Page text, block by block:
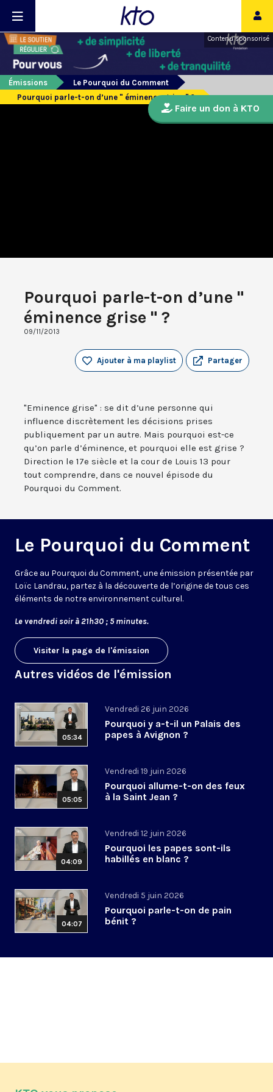
Contenu sponsorisé
Émissions
Le Pourquoi du Comment
Pourquoi parle-t-on d’une " éminence grise " ?
Pourquoi parle-t-on d’une "
éminence grise " ?
09/11/2013
Partager
Ajouter à ma playlist
"Eminence grise" : se dit d’une personne qui
influence discrètement les décisions prises
publiquement par un autre. Mais pourquoi est-ce
qu’on parle d’éminence, et pourquoi elle est grise ?
Direction le 17e siècle et la cour de Louis 13 pour
tout comprendre, dans ce nouvel épisode du
Pourquoi du Comment.
Le Pourquoi du Comment
Grâce au Pourquoi du Comment, une émission présentée par
Loïc Landrau, partez à la découverte de l’origine de tous ces
éléments de notre environnement culturel.
Le vendredi soir à 21h30 ; 5 minutes.
Visiter la page de l'émission
Autres vidéos de l'émission
05:34
Vendredi 26 juin 2026
Pourquoi y a-t-il un Palais des
papes à Avignon ?
05:05
Vendredi 19 juin 2026
Pourquoi allume-t-on des feux
à la Saint Jean ?
04:09
Vendredi 12 juin 2026
Pourquoi les papes sont-ils
habillés en blanc ?
04:07
Vendredi 5 juin 2026
Pourquoi parle-t-on de pain
bénit ?
Faire un don à KTO